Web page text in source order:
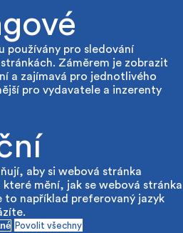
používány pro sledování
Záměrem je zobrazit
a zajímavá pro jednotlivého
pro vydavatele a inzerenty
aby si webová stránka
mění, jak se webová stránka
to například preferovaný jazyk